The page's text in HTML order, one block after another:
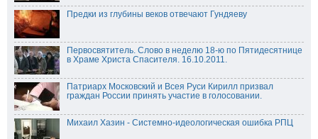
Предки из глубины веков отвечают Гундяеву
Первосвятитель. Слово в неделю 18-ю по Пятидесятнице
в Храме Христа Спасителя. 16.10.2011.
Патриарх Московский и Всея Руси Кирилл призвал
граждан России принять участие в голосовании.
Михаил Хазин - Системно-идеологическая ошибка РПЦ